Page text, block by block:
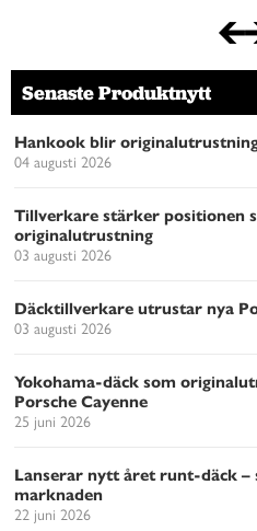
Senaste Produktnytt
Hankook blir
04 augusti 2026
Tillverkare stärker positionen
originalutrustning
03 augusti 2026
Däcktillverkare utrustar nya
03 augusti 2026
Yokohama-däck som
Porsche Cayenne
25 juni 2026
Lanserar nytt året runt-däck –
marknaden
22 juni 2026